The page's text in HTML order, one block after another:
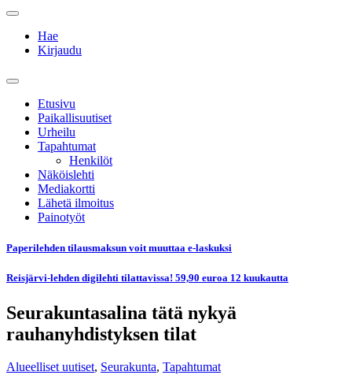
Hae
Kirjaudu
Etusivu
Paikallisuutiset
Urheilu
Tapahtumat
Henkilöt
Näköislehti
Mediakortti
Lähetä ilmoitus
Painotyöt
Paperilehden tilausmaksun voit muuttaa e-laskuksi
Reisjärvi-lehden digilehti tilattavissa! 59,90 euroa 12 kuukautta
Seurakuntasalina tätä nykyä
rauhanyhdistyksen tilat
Alueelliset uutiset, Seurakunta, Tapahtumat